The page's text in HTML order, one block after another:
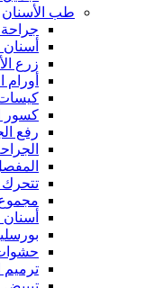
طب الأسنان
جراحة
أسنان
زرع
أورام
كسور
رفع
تتحرك
مجموع
ترميم